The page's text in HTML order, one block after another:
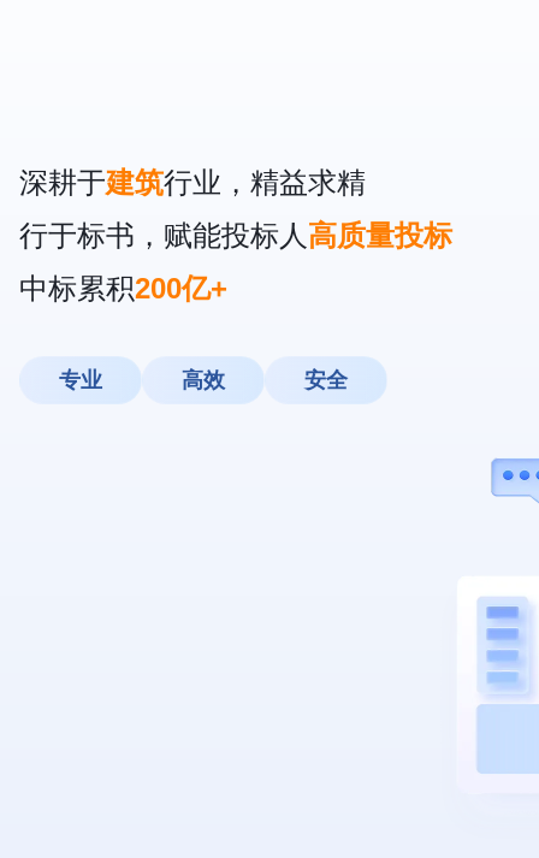
深耕于建筑行业，精益求精
行于标书，赋能投标人 高质量投标
中标累积200亿+
专业 高效 安全